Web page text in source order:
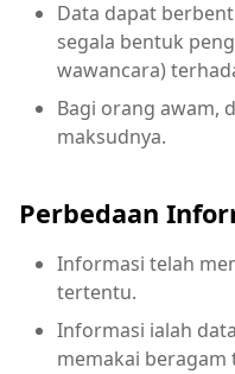
Data dapat
segala bentuk
wawancara)
Bagi orang awam,
maksudnya.
Perbedaan
Informasi telah
tertentu.
Informasi ialah
memakai